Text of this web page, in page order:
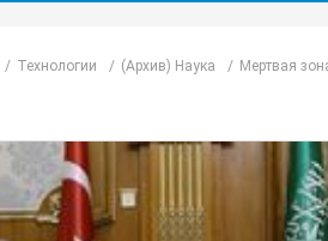
Технологии (Архив) Наука Мертвая